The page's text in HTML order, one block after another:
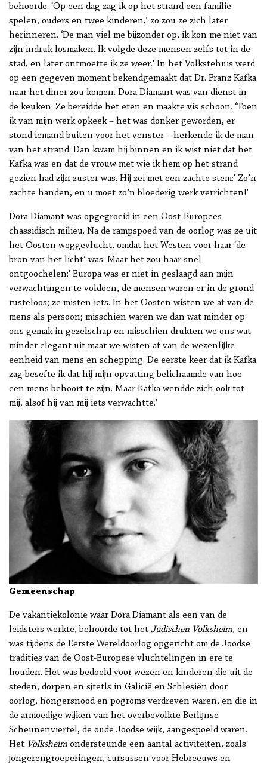
behoorde. ‘Op een dag zag ik op het strand een familie
spelen, ouders en twee kinderen,’ zo zou ze zich later
herinneren. ‘De man viel me bijzonder op, ik kon me niet van
zijn indruk losmaken. Ik volgde deze mensen zelfs tot in de
stad, en later ontmoette ik ze weer.’ In het Volkstehuis werd
op een gegeven moment bekendgemaakt dat Dr. Franz Kafka
naar het diner zou komen. Dora Diamant was van dienst in
de keuken. Ze bereidde het eten en maakte vis schoon. ‘Toen
ik van mijn werk opkeek – het was donker geworden, er
stond iemand buiten voor het venster – herkende ik de man
van het strand. Dan kwam hij binnen en ik wist niet dat het
Kafka was en dat de vrouw met wie ik hem op het strand
gezien had zijn zuster was. Hij zei met een zachte stem:‘ Zo’n
zachte handen, en u moet zo’n bloederig werk verrichten!’
Dora Diamant was opgegroeid in een Oost-Europees
chassidisch milieu. Na de rampspoed van de oorlog was ze uit
het Oosten weggevlucht, omdat het Westen voor haar ‘de
bron van het licht’ was. Maar het zou haar snel
ontgoochelen:‘ Europa was er niet in geslaagd aan mijn
verwachtingen te voldoen, de mensen waren er in de grond
rusteloos; ze misten iets. In het Oosten wisten we af van de
mens als persoon; misschien waren we dan wat minder op
ons gemak in gezelschap en misschien drukten we ons wat
minder elegant uit maar we wisten af van de wezenlijke
eenheid van mens en schepping. De eerste keer dat ik Kafka
zag besefte ik dat hij mijn opvatting belichaamde van hoe
een mens behoort te zijn. Maar Kafka wendde zich ook tot
mij, alsof hij van mij iets verwachtte.’
Gemeenschap
De vakantiekolonie waar Dora Diamant als een van de
leidsters werkte, behoorde tot het Jüdischen Volksheim, en
was tijdens de Eerste Wereldoorlog opgericht om de Joodse
tradities van de Oost-Europese vluchtelingen in ere te
houden. Het was bedoeld voor wezen en kinderen die uit de
steden, dorpen en sjtetls in Galicië en Schlesiën door
oorlog, hongersnood en pogroms verdreven waren, en die in
de armoedige wijken van het overbevolkte Berlijnse
Scheunenviertel, de oude Joodse wijk, aangespoeld waren.
Het Volksheim ondersteunde een aantal activiteiten, zoals
jongerengroeperingen, cursussen voor Hebreeuws en